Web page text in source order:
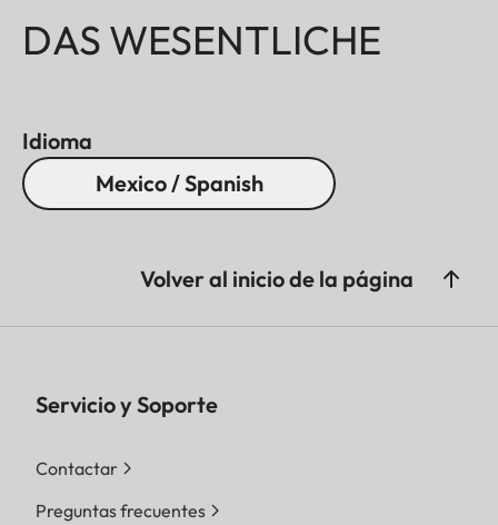
DAS WESENTLICHE
Idioma
Mexico / Spanish
Volver al inicio de la página
Servicio y Soporte
Contactar
Preguntas frecuentes